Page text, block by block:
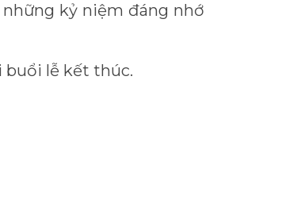
kỷ niệm đáng nhớ
buổi lễ kết thúc.